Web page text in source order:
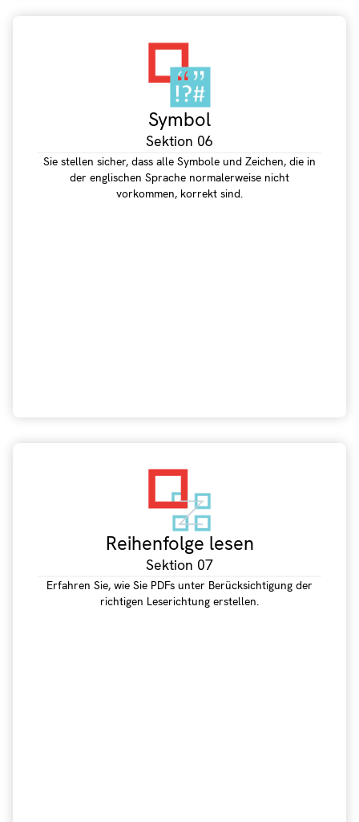
Symbol
Sektion 06
Sie stellen sicher, dass alle Symbole und Zeichen, die in
der englischen Sprache normalerweise nicht
vorkommen, korrekt sind.
Reihenfolge lesen
Sektion 07
Erfahren Sie, wie Sie PDFs unter Berücksichtigung der
richtigen Leserichtung erstellen.